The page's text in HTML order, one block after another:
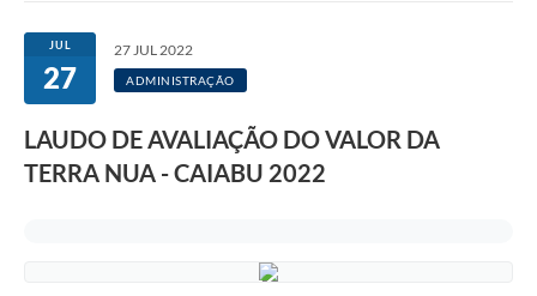
JUL
27
27 JUL 2022
ADMINISTRAÇÃO
LAUDO DE AVALIAÇÃO DO VALOR DA
TERRA NUA - CAIABU 2022